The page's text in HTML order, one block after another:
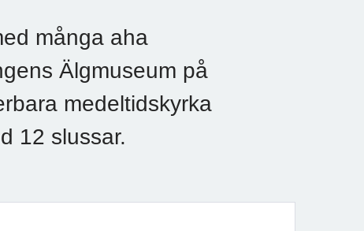
många aha
Älgmuseum på
medeltidskyrka
12 slussar.